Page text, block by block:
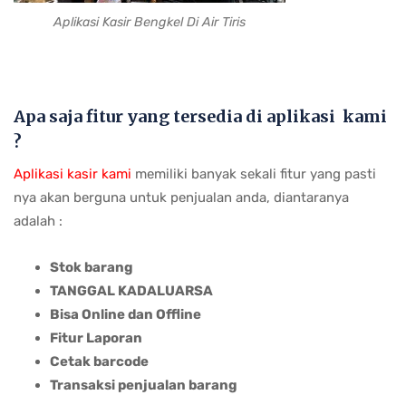
Aplikasi Kasir Bengkel Di Air Tiris
Apa saja fitur yang tersedia di aplikasi kami
?
Aplikasi kasir kami memiliki banyak sekali fitur yang pasti
nya akan berguna untuk penjualan anda, diantaranya
adalah :
Stok barang
TANGGAL KADALUARSA
Bisa Online dan Offline
Fitur Laporan
Cetak barcode
Transaksi penjualan barang